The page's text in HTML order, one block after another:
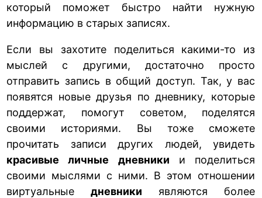
который поможет быстро найти нужную
информацию в старых записях.
Если вы захотите поделиться какими-то из
мыслей с другими, достаточно просто
отправить запись в общий доступ. Так, у вас
появятся новые друзья по дневнику, которые
поддержат, помогут советом, поделятся
своими историями. Вы тоже сможете
прочитать записи других людей, увидеть
красивые личные дневники и поделиться
своими мыслями с ними. В этом отношении
виртуальныедневники являются более